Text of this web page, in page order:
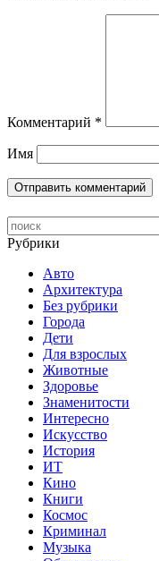
Комментарий *
Имя
Рубрики
Авто
Архитектура
Без рубрики
Города
Дети
Для взрослых
Животные
Здоровье
Знаменитости
Интересно
Искусство
История
ИТ
Кино
Книги
Космос
Криминал
Музыка